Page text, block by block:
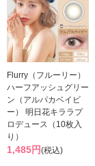
Flurry（フルーリー）
ハーフアッシュグリー
ン（アルパカベイビ
ー） 明日花キララプ
ロデュース（10枚入
り）
1,485円(税込)